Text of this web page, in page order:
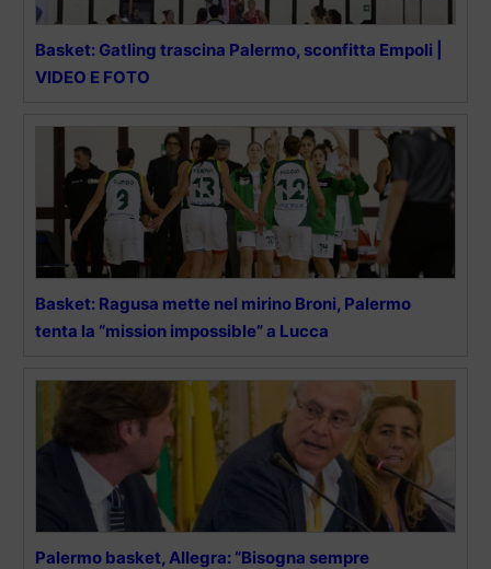
Basket: Gatling trascina Palermo, sconfitta Empoli |
VIDEO E FOTO
Basket: Ragusa mette nel mirino Broni, Palermo
tenta la “mission impossible” a Lucca
Palermo basket, Allegra: “Bisogna sempre